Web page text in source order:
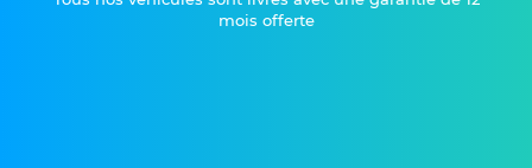
mois offerte